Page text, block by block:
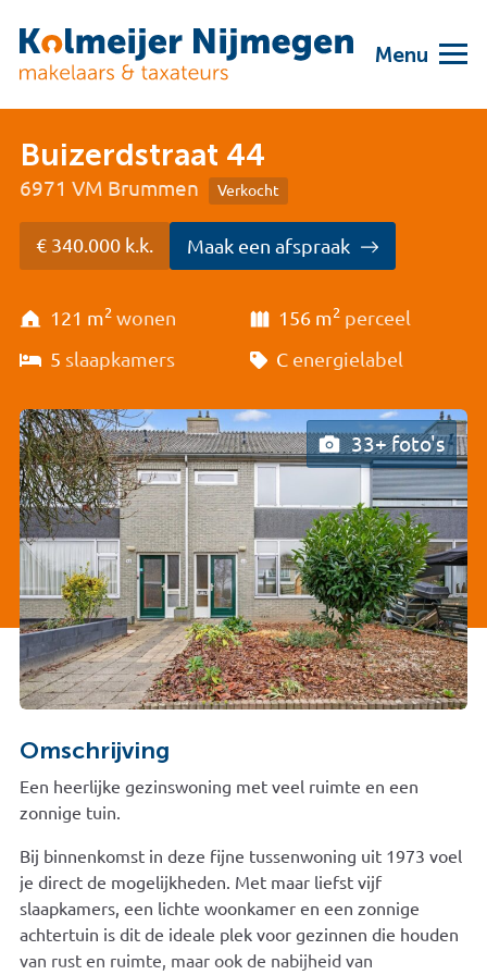
Menu
Buizerdstraat 44
6971 VM Brummen Verkocht
€ 340.000 k.k. Maak een afspraak
121 m2 wonen 156 m2 perceel
5 slaapkamers C energielabel
33+ foto's
Omschrijving
Een heerlijke gezinswoning met veel ruimte en een
zonnige tuin.
Bij binnenkomst in deze fijne tussenwoning uit 1973 voel
je direct de mogelijkheden. Met maar liefst vijf
slaapkamers, een lichte woonkamer en een zonnige
achtertuin is dit de ideale plek voor gezinnen die houden
van rust en ruimte, maar ook de nabijheid van